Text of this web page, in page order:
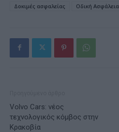
Δοκιμές ασφαλείας Οδική Ασφάλεια
Volvo Cars: νέος
τεχνολογικός κόμβος στην
Κρακοβία